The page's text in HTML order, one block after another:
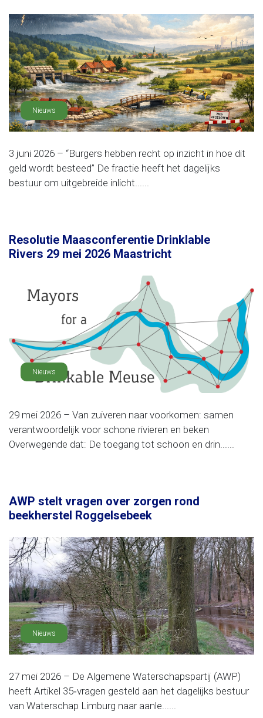
Nieuws
3 juni 2026 – “Burgers hebben recht op inzicht in hoe dit
geld wordt besteed” De fractie heeft het dagelijks
bestuur om uitgebreide inlicht......
Resolutie Maasconferentie Drinklable
Rivers 29 mei 2026 Maastricht
Nieuws
29 mei 2026 – Van zuiveren naar voorkomen: samen
verantwoordelijk voor schone rivieren en beken
Overwegende dat: De toegang tot schoon en drin......
AWP stelt vragen over zorgen rond
beekherstel Roggelsebeek
Nieuws
27 mei 2026 – De Algemene Waterschapspartij (AWP)
heeft Artikel 35‑vragen gesteld aan het dagelijks bestuur
van Waterschap Limburg naar aanle......